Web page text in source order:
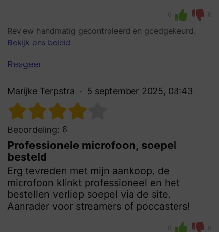
0 0
Review handmatig gecontroleerd en goedgekeurd.
Bekijk ons beleid
Reageer
Marijke Terpstra 5 september 2025, 08:43
Beoordeling: 8
Professionele microfoon, soepel
besteld
Erg tevreden met mijn aankoop, de
microfoon klinkt professioneel en het
bestellen verliep soepel via de site.
Aanrader voor streamers of podcasters!
0 0